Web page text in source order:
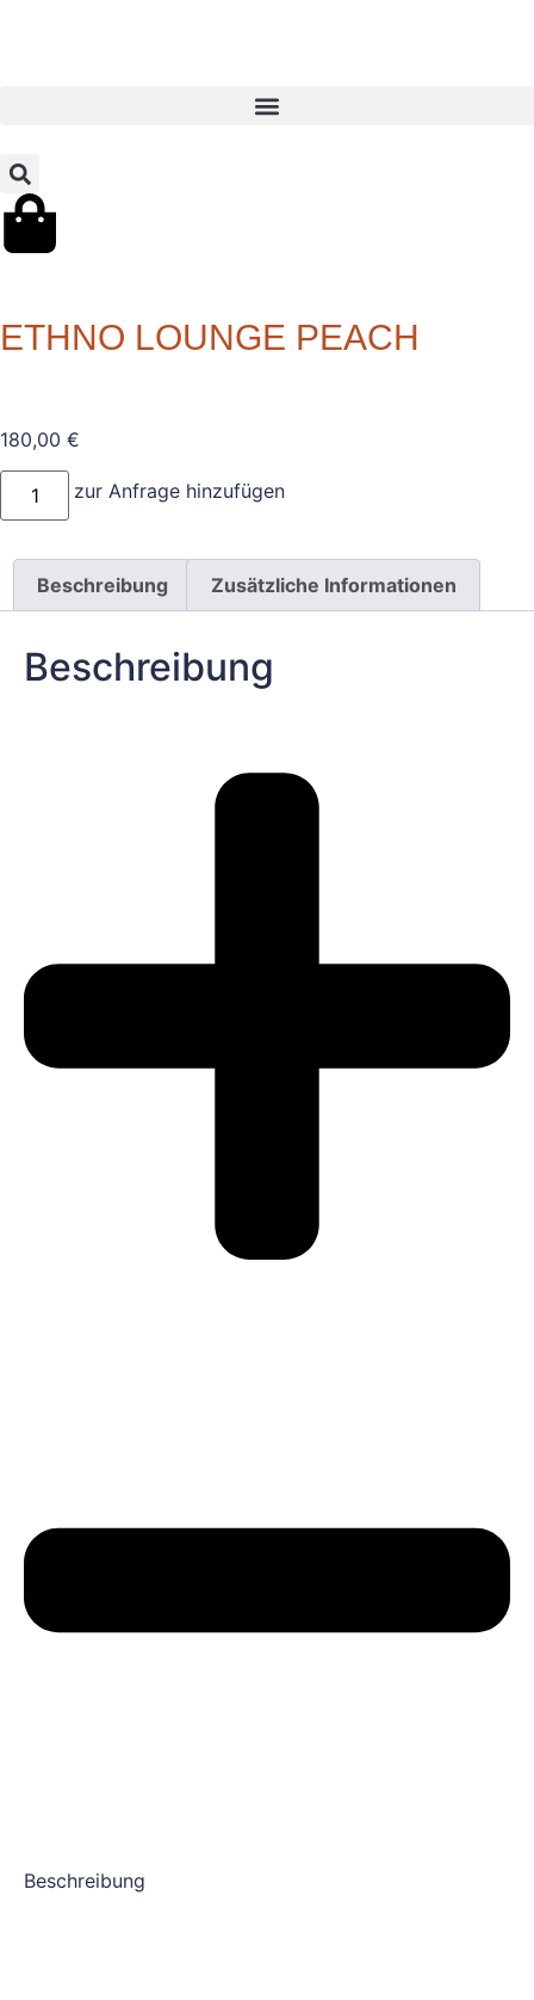
ETHNO LOUNGE PEACH
180,00 €
zur Anfrage hinzufügen
Beschreibung Zusätzliche Informationen
Beschreibung
Beschreibung